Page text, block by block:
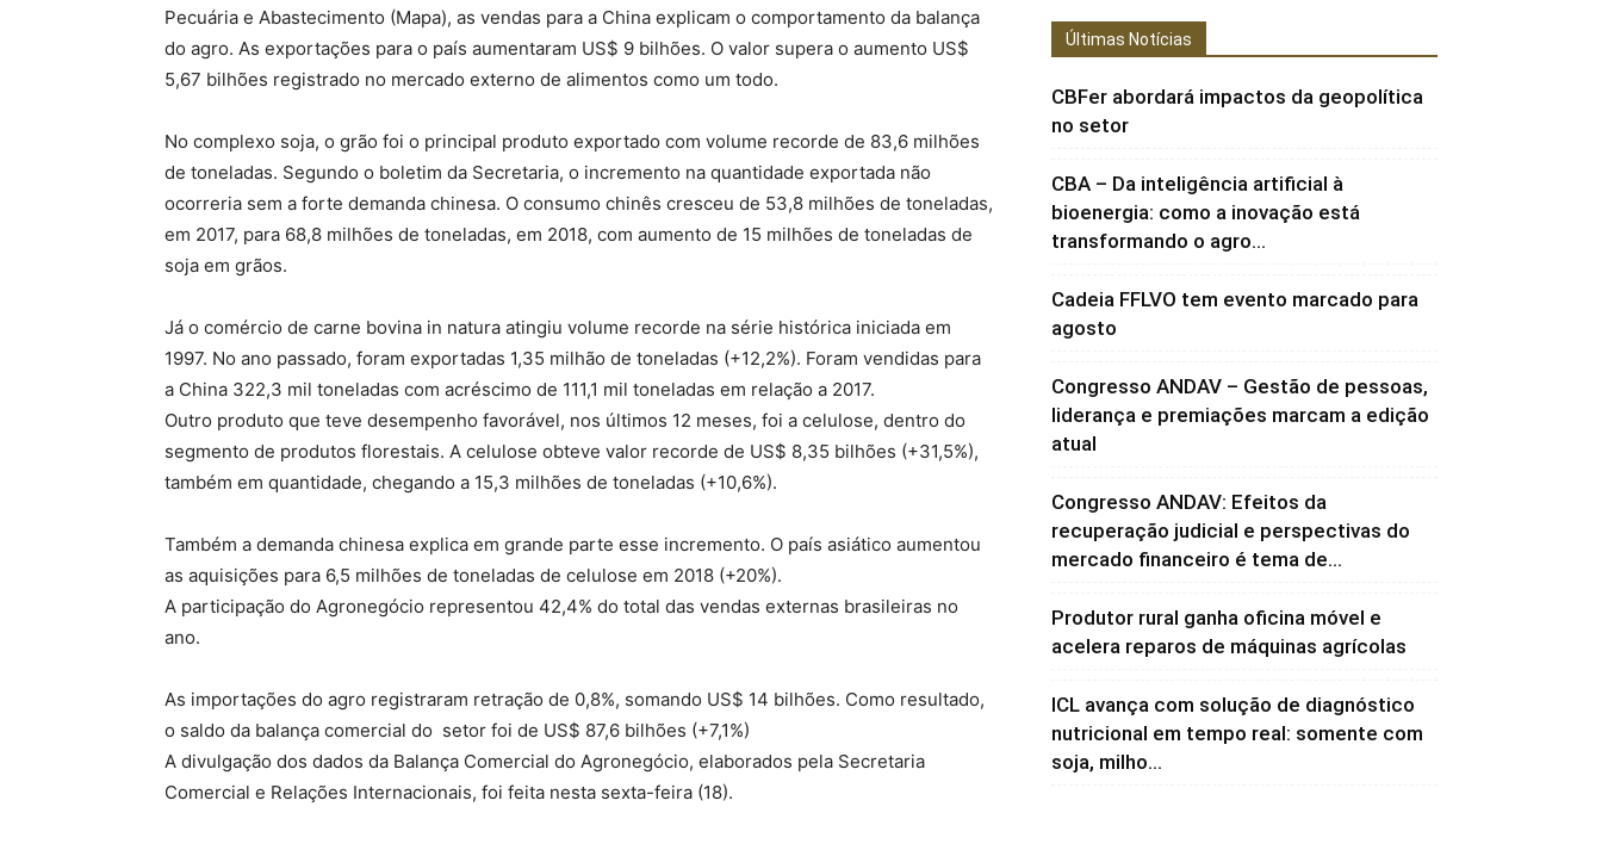
Pecuária e Abastecimento (Mapa), as vendas para a China explicam o comportamento da balança
do agro. As exportações para o país aumentaram US$ 9 bilhões. O valor supera o aumento US$
5,67 bilhões registrado no mercado externo de alimentos como um todo.
No complexo soja, o grão foi o principal produto exportado com volume recorde de 83,6 milhões
de toneladas. Segundo o boletim da Secretaria, o incremento na quantidade exportada não
ocorreria sem a forte demanda chinesa. O consumo chinês cresceu de 53,8 milhões de toneladas,
em 2017, para 68,8 milhões de toneladas, em 2018, com aumento de 15 milhões de toneladas de
soja em grãos.
Já o comércio de carne bovina in natura atingiu volume recorde na série histórica iniciada em
1997. No ano passado, foram exportadas 1,35 milhão de toneladas (+12,2%). Foram vendidas para
a China 322,3 mil toneladas com acréscimo de 111,1 mil toneladas em relação a 2017.
Outro produto que teve desempenho favorável, nos últimos 12 meses, foi a celulose, dentro do
segmento de produtos florestais. A celulose obteve valor recorde de US$ 8,35 bilhões (+31,5%),
também em quantidade, chegando a 15,3 milhões de toneladas (+10,6%).
Também a demanda chinesa explica em grande parte esse incremento. O país asiático aumentou
as aquisições para 6,5 milhões de toneladas de celulose em 2018 (+20%).
A participação do Agronegócio representou 42,4% do total das vendas externas brasileiras no
ano.
As importações do agro registraram retração de 0,8%, somando US$ 14 bilhões. Como resultado,
o saldo da balança comercial do setor foi de US$ 87,6 bilhões (+7,1%)
A divulgação dos dados da Balança Comercial do Agronegócio, elaborados pela Secretaria
Comercial e Relações Internacionais, foi feita nesta sexta-feira (18).
Últimas Notícias
CBFer abordará impactos da geopolítica
no setor
CBA – Da inteligência artificial à
bioenergia: como a inovação está
transformando o agro...
Cadeia FFLVO tem evento marcado para
agosto
Congresso ANDAV – Gestão de pessoas,
liderança e premiações marcam a edição
atual
Congresso ANDAV: Efeitos da
recuperação judicial e perspectivas do
mercado financeiro é tema de...
Produtor rural ganha oficina móvel e
acelera reparos de máquinas agrícolas
ICL avança com solução de diagnóstico
nutricional em tempo real: somente com
soja, milho...